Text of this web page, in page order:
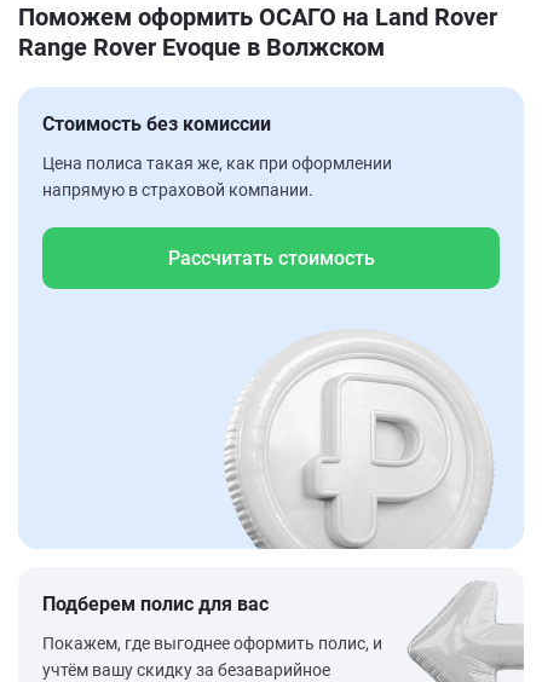
Поможем оформить ОСАГО на Land Rover
Range Rover Evoque в Волжском
Стоимость без комиссии
Цена полиса такая же, как при оформлении
напрямую в страховой компании.
Рассчитать стоимость
Подберем полис для вас
Покажем, где выгоднее оформить полис, и
учтём вашу скидку за безаварийное